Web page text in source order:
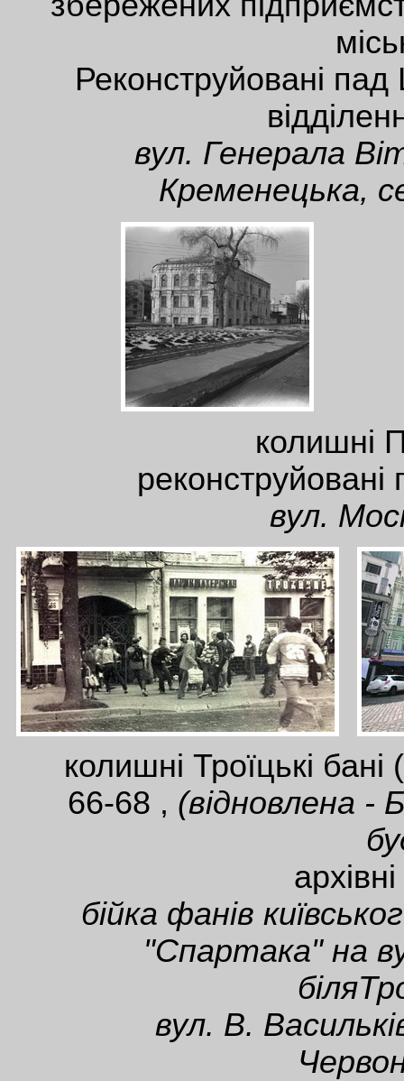
Реконструйовані
вул. Генерала
Кременецька,
колишні
реконструйовані
вул.
колишні Троїцькі
66-68 , (відновлена -
бійка фанів
"Спартака" на
вул. В.